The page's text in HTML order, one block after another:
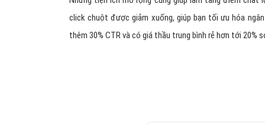
click chuột được giảm xuống, giúp bạn tối ưu hóa
thêm 30% CTR và có giá thầu trung bình rẻ hơn tới 20%